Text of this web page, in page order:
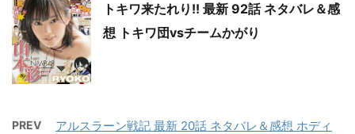
トキワ来たれり!! 最新 92話 ネタバレ＆感
想 トキワ団vsチームかがり
PREV
アルスラーン戦記 最新 20話 ネタバレ＆感想 ホディ